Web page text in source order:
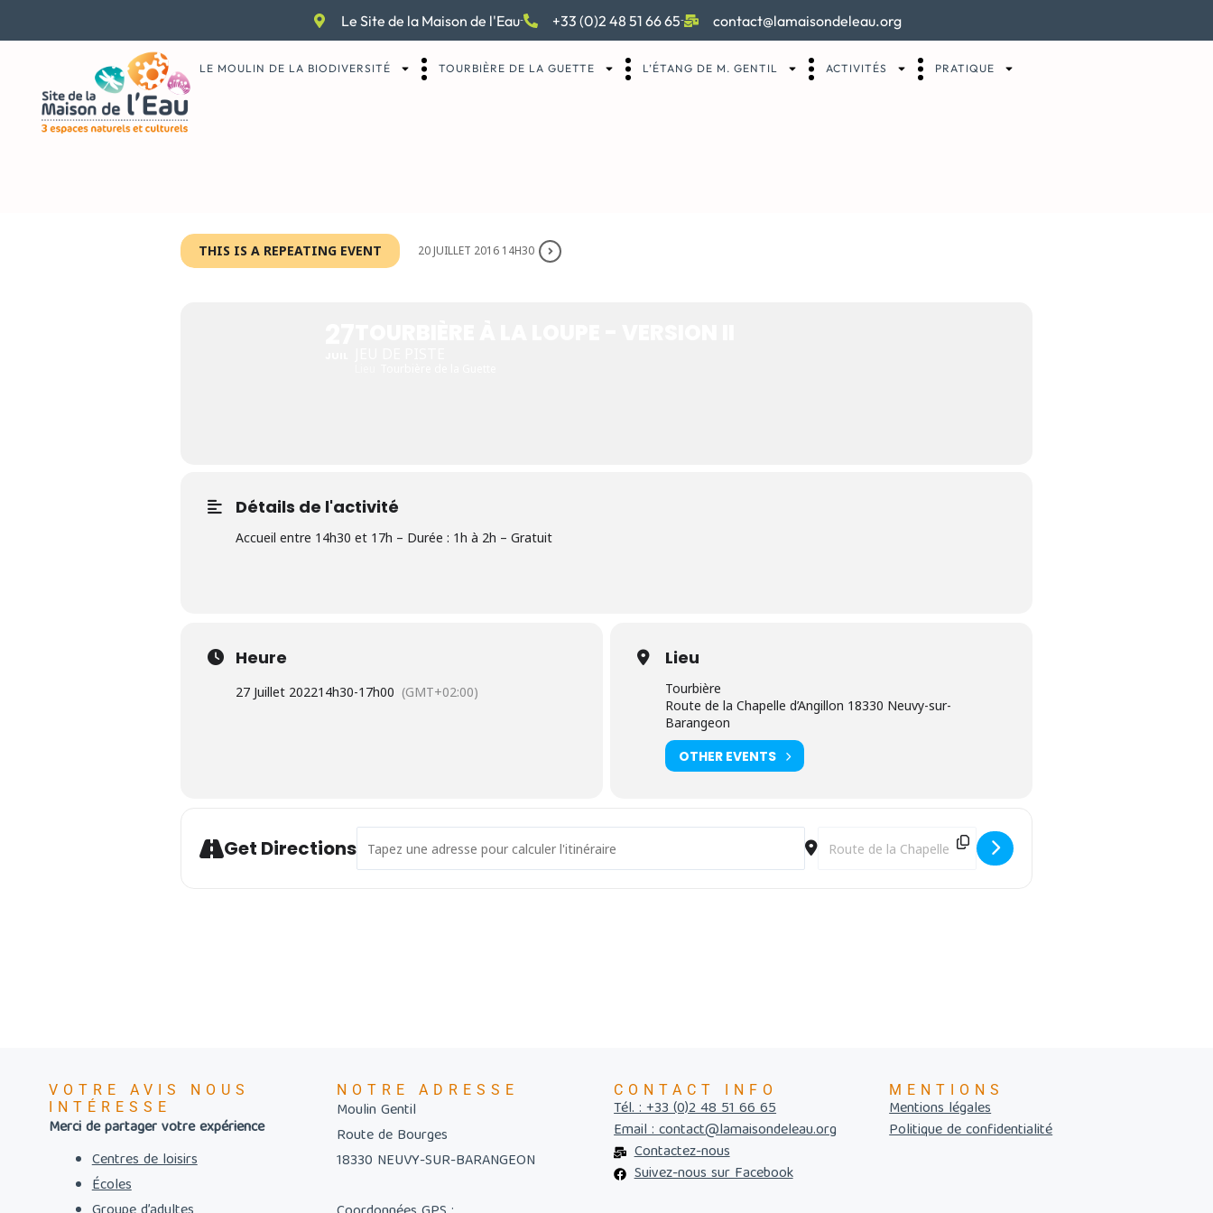
Le Site de la Maison de l'Eau +33 (0)2 48 51 66 65 contact@lamaisondeleau.org
LE MOULIN DE LA BIODIVERSITÉ TOURBIÈRE DE LA GUETTE L’ÉTANG DE M. GENTIL ACTIVITÉS PRATIQUE
THIS IS A REPEATING EVENT 20 JUILLET 2016 14H30
Détails de l'activité
Accueil entre 14h30 et 17h – Durée : 1h à 2h – Gratuit
Heure
27 Juillet 202214h30-17h00 (GMT+02:00)
Lieu
Tourbière
Route de la Chapelle d’Angillon 18330 Neuvy-sur-
Barangeon
OTHER EVENTS
Get Directions Destination Address - Tourbière à la loupe - Version II
VOTRE AVIS NOUS
INTÉRESSE
Merci de partager votre expérience
Centres de loisirs
Écoles
NOTRE ADRESSE
Moulin Gentil
Route de Bourges
18330 NEUVY-SUR-BARANGEON
CONTACT INFO
Tél. : +33 (0)2 48 51 66 65
Email : contact@lamaisondeleau.org
Contactez-nous
Suivez-nous sur Facebook
MENTIONS
Mentions légales
Politique de confidentialité